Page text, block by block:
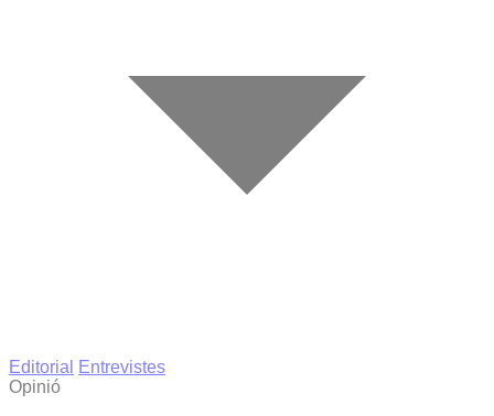
Editorial
Entrevistes
Opinió